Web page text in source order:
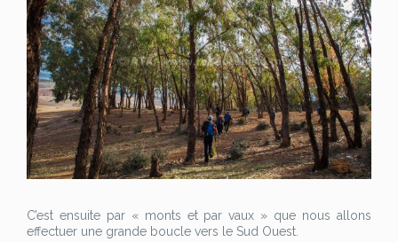
C’est ensuite par « monts et par vaux » que nous allons
effectuer une grande boucle vers le Sud Ouest.